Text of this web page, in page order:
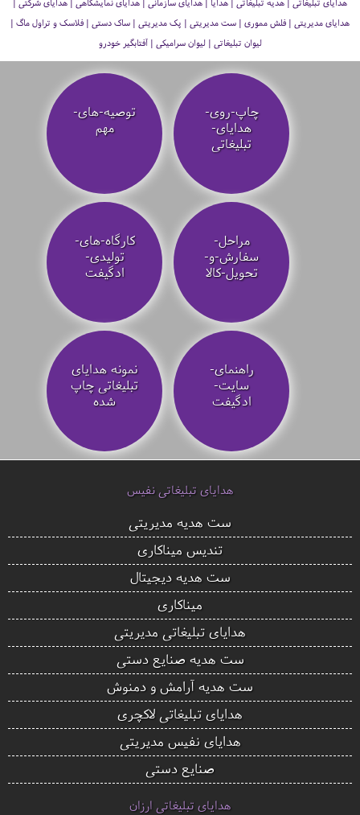
هدایای مدیریتی | فلش مموری | ست مدیریتی | پک مدیریتی | ساک دستی | فلاسک و تراول ماگ |
لیوان تبلیغاتی | لیوان سرامیکی | آفتابگیر خودرو
چاپ-روی-
هدایای-
تبلیغاتی
توصیه‌-های-
مهم
مراحل-
سفارش-و-
تحویل-کالا
کارگاه-های-
تولیدی-
ادگیفت
راهنمای-
سایت-
ادگیفت
نمونه هدایای
تبلیغاتی چاپ
شده
هدایای تبلیغاتی نفیس
ست هدیه مدیریتی
تندیس میناکاری
ست هدیه دیجیتال
میناکاری
هدایای تبلیغاتی مدیریتی
ست هدیه صنایع دستی
ست هدیه آرامش و دمنوش
هدایای تبلیغاتی لاکچری
هدایای نفیس مدیریتی
صنایع دستی
هدایای تبلیغاتی ارزان